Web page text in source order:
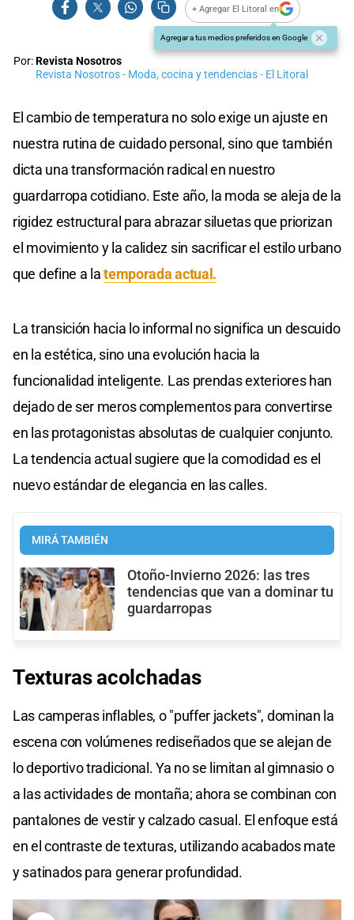
+ Agregar El Litoral en
Agregar a tus medios preferidos en Google
Por:Revista Nosotros
Revista Nosotros - Moda, cocina y tendencias - El Litoral
El cambio de temperatura no solo exige un ajuste en
nuestra rutina de cuidado personal, sino que también
dicta una transformación radical en nuestro
guardarropa cotidiano. Este año, la moda se aleja de la
rigidez estructural para abrazar siluetas que priorizan
el movimiento y la calidez sin sacrificar el estilo urbano
que define a latemporada actual.
La transición hacia lo informal no significa un descuido
en la estética, sino una evolución hacia la
funcionalidad inteligente. Las prendas exteriores han
dejado de ser meros complementos para convertirse
en las protagonistas absolutas de cualquier conjunto.
La tendencia actual sugiere que la comodidad es el
nuevo estándar de elegancia en las calles.
MIRÁ TAMBIÉN
Otoño-Invierno 2026: las tres
tendencias que van a dominar tu
guardarropas
Texturasacolchadas
Las camperas inflables, o "puffer jackets", dominan la
escena con volúmenes rediseñados que se alejan de
lo deportivo tradicional. Ya no se limitan al gimnasio o
a las actividades de montaña; ahora se combinan con
pantalones de vestir y calzado casual. El enfoque está
en el contraste de texturas, utilizando acabados mate
y satinados para generar profundidad.